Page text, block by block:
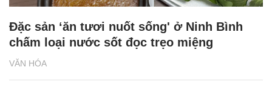
VĂN HÓA
Đặc sản ‘ăn tươi nuốt sống' ở Ninh Bình
chấm loại nước sốt đọc trẹo miệng